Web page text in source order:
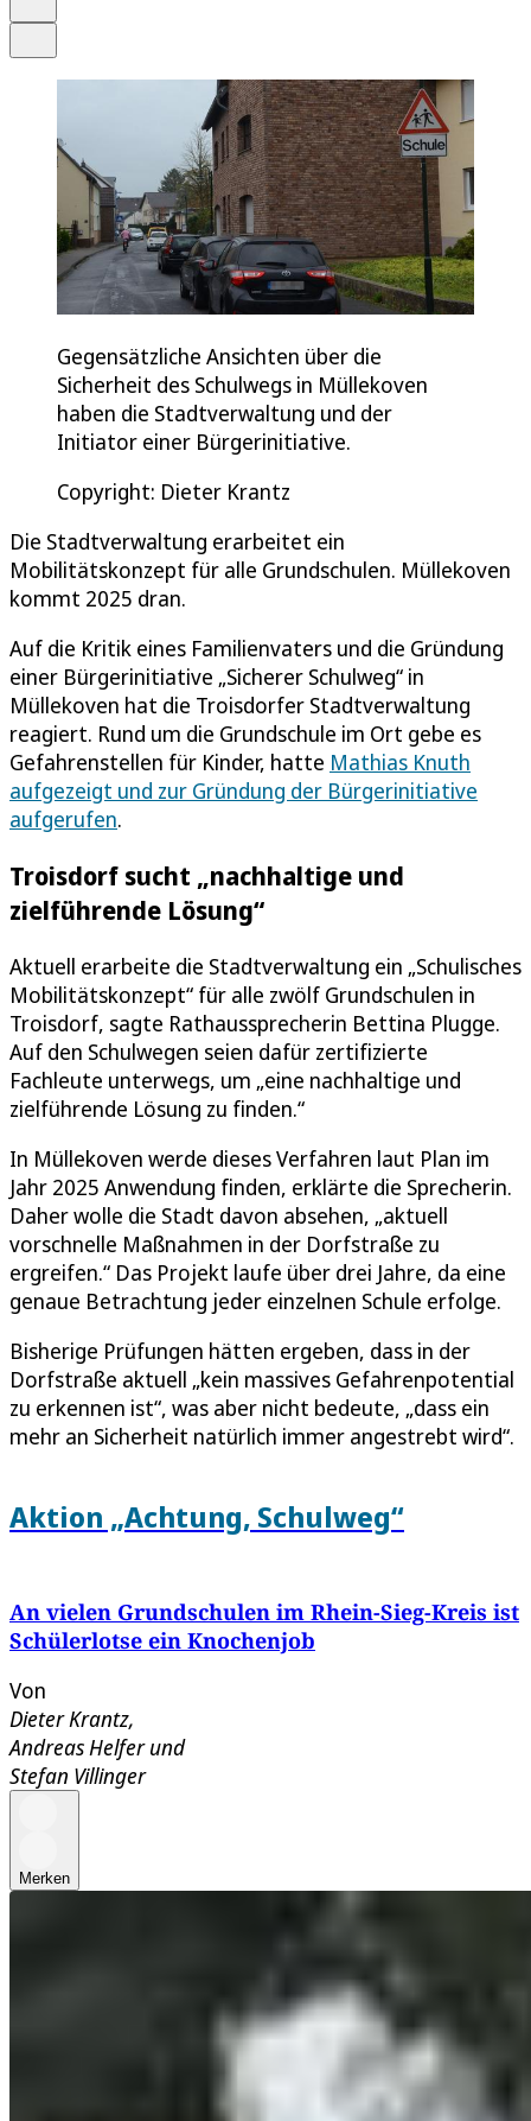
Gegensätzliche Ansichten über die
Sicherheit des Schulwegs in Müllekoven
haben die Stadtverwaltung und der
Initiator einer Bürgerinitiative.
Copyright: Dieter Krantz
Die Stadtverwaltung erarbeitet ein
Mobilitätskonzept für alle Grundschulen. Müllekoven
kommt 2025 dran.
Auf die Kritik eines Familienvaters und die Gründung
einer Bürgerinitiative „Sicherer Schulweg“ in
Müllekoven hat die Troisdorfer Stadtverwaltung
reagiert. Rund um die Grundschule im Ort gebe es
Gefahrenstellen für Kinder, hatte Mathias Knuth
aufgezeigt und zur Gründung der Bürgerinitiative
aufgerufen.
Troisdorf sucht „nachhaltige und
zielführende Lösung“
Aktuell erarbeite die Stadtverwaltung ein „Schulisches
Mobilitätskonzept“ für alle zwölf Grundschulen in
Troisdorf, sagte Rathaussprecherin Bettina Plugge.
Auf den Schulwegen seien dafür zertifizierte
Fachleute unterwegs, um „eine nachhaltige und
zielführende Lösung zu finden.“
In Müllekoven werde dieses Verfahren laut Plan im
Jahr 2025 Anwendung finden, erklärte die Sprecherin.
Daher wolle die Stadt davon absehen, „aktuell
vorschnelle Maßnahmen in der Dorfstraße zu
ergreifen.“ Das Projekt laufe über drei Jahre, da eine
genaue Betrachtung jeder einzelnen Schule erfolge.
Bisherige Prüfungen hätten ergeben, dass in der
Dorfstraße aktuell „kein massives Gefahrenpotential
zu erkennen ist“, was aber nicht bedeute, „dass ein
mehr an Sicherheit natürlich immer angestrebt wird“.
Aktion „Achtung, Schulweg“
An vielen Grundschulen im Rhein-Sieg-Kreis ist
Schülerlotse ein Knochenjob
Von
Dieter Krantz,
Andreas Helferund
Stefan Villinger
Merken